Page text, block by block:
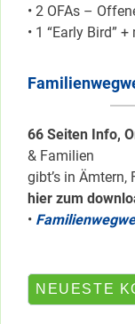
• 2 OFAs –
• 1 “Early Bird” +
66 Seiten Info,
& Familien
gibt’s in Ämtern,
hier zum
•
NEUESTE